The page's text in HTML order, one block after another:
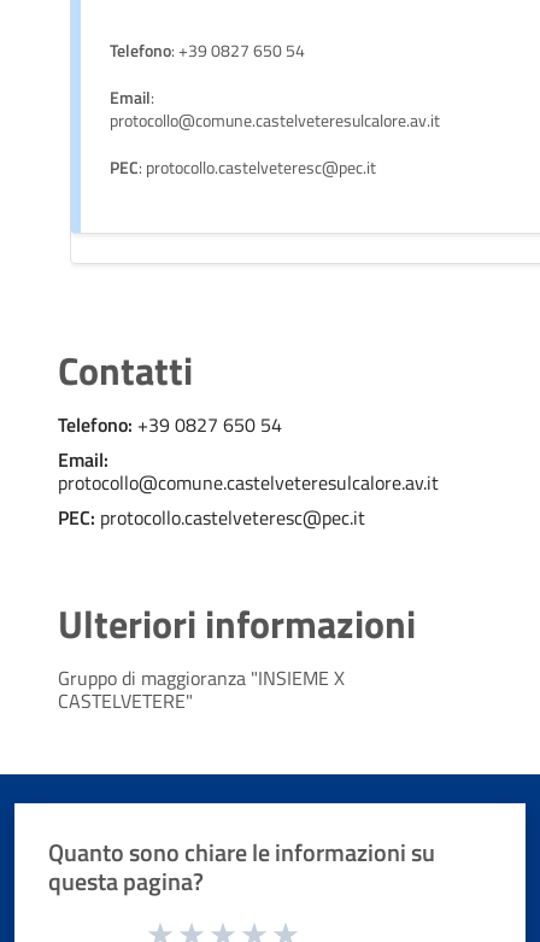
Telefono: +39 0827 650 54
Email:
protocollo@comune.castelveteresulcalore.av.it
PEC: protocollo.castelveteresc@pec.it
Contatti
Telefono: +39 0827 650 54
Email:
protocollo@comune.castelveteresulcalore.av.it
PEC: protocollo.castelveteresc@pec.it
Ulteriori informazioni
Gruppo di maggioranza "INSIEME X
CASTELVETERE"
Quanto sono chiare le informazioni su
questa pagina?
Valuta da 1 a 5 stelle la pagina